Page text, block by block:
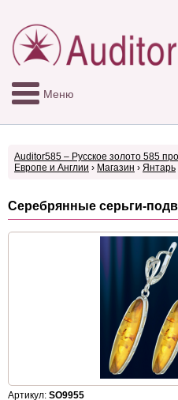
Меню
Auditor585 – Русское золото 585
Европе и Англии › Магазин › Янтарь
Серебрянные серьги-
Артикул: SO9955